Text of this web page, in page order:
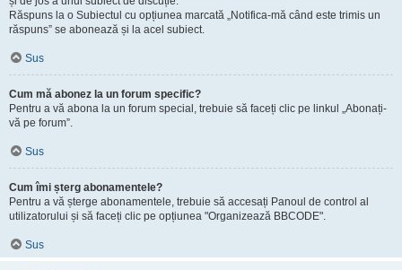
Răspuns la o Subiectul cu opțiunea marcată „Notifica-mă când este trimis un
răspuns” se abonează și la acel subiect.
Sus
Cum mă abonez la un forum specific?
Pentru a vă abona la un forum special, trebuie să faceți clic pe linkul „Abonați-
vă pe forum”.
Sus
Cum îmi șterg abonamentele?
Pentru a vă șterge abonamentele, trebuie să accesați Panoul de control al
utilizatorului și să faceți clic pe opțiunea "Organizează BBCODE".
Sus